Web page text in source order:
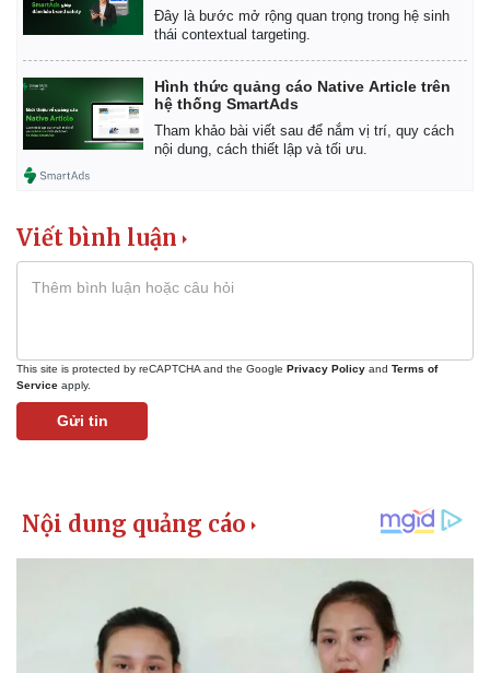
Kinh tế
Bất động sản
Khởi nghiệp
Giá vàng
Tiêu dùng
Tỷ giá
Đây là bước mở rộng quan trọng trong hệ sinh
thái contextual targeting.
Hình thức quảng cáo Native Article trên
hệ thống SmartAds
Tham khảo bài viết sau để nắm vị trí, quy cách
nội dung, cách thiết lập và tối ưu.
Viết bình luận
This site is protected by reCAPTCHA and the Google Privacy Policy and Terms of
Service apply.
Gửi tin